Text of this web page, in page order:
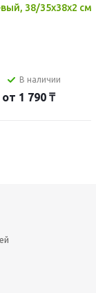
38/35x38x2 см
В наличии
от 1 790 ₸